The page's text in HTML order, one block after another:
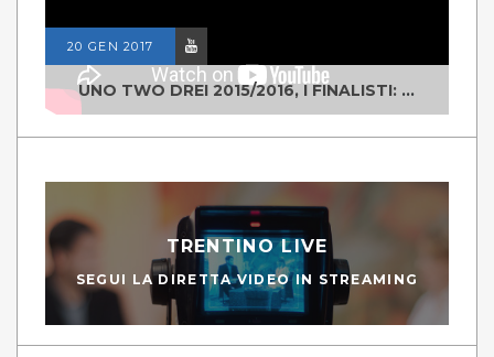
20 GEN 2017
UNO TWO DREI 2015/2016, I FINALISTI: CLASSE IV ALS ISTITUTO "DEGASPERI" BORGO VALSUGANA
TRENTINO LIVE
SEGUI LA DIRETTA VIDEO IN STREAMING